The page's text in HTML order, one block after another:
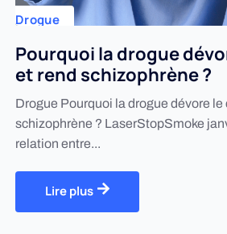
Drogue
Pourquoi la drogue
et rend schizophrène ?
Drogue Pourquoi la drogue dévore le
schizophrène ? LaserStopSmoke
relation entre...
Lire plus